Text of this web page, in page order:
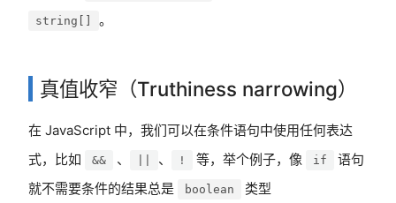
string[] 。
真值收窄（Truthiness narrowing）
在 JavaScript 中，我们可以在条件语句中使用任何表达
式，比如
&& 、 、 ! 等，举个例子，像 if
语句
就不需要条件的结果总是
boolean 类型